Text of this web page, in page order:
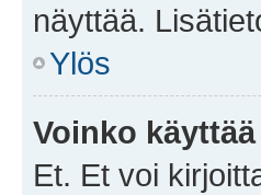
näyttää.
Ylös
Voinko
Et. Et voi